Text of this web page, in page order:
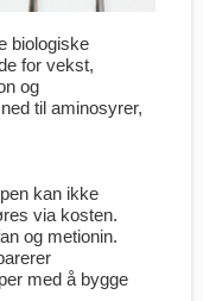
biologiske
for vekst,
og
til aminosyrer,
kan ikke
via kosten.
og metionin.
med å bygge